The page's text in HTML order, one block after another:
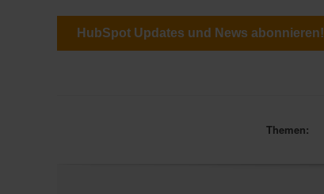
HubSpot Updates und News abonnieren!
Themen: